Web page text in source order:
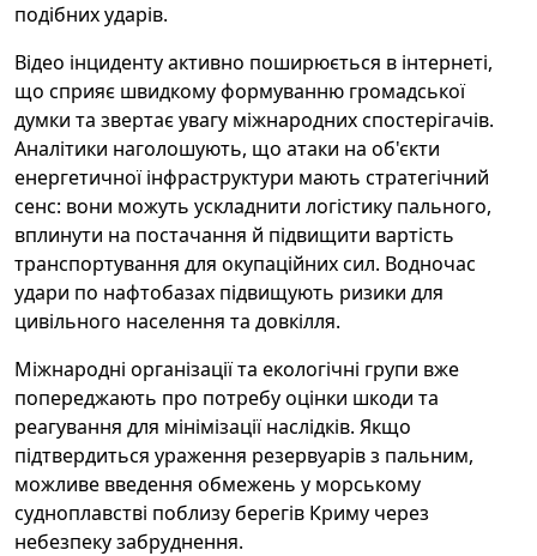
подібних ударів.
Відео інциденту активно поширюється в інтернеті,
що сприяє швидкому формуванню громадської
думки та звертає увагу міжнародних спостерігачів.
Аналітики наголошують, що атаки на об'єкти
енергетичної інфраструктури мають стратегічний
сенс: вони можуть ускладнити логістику пального,
вплинути на постачання й підвищити вартість
транспортування для окупаційних сил. Водночас
удари по нафтобазах підвищують ризики для
цивільного населення та довкілля.
Міжнародні організації та екологічні групи вже
попереджають про потребу оцінки шкоди та
реагування для мінімізації наслідків. Якщо
підтвердиться ураження резервуарів з пальним,
можливе введення обмежень у морському
судноплавстві поблизу берегів Криму через
небезпеку забруднення.